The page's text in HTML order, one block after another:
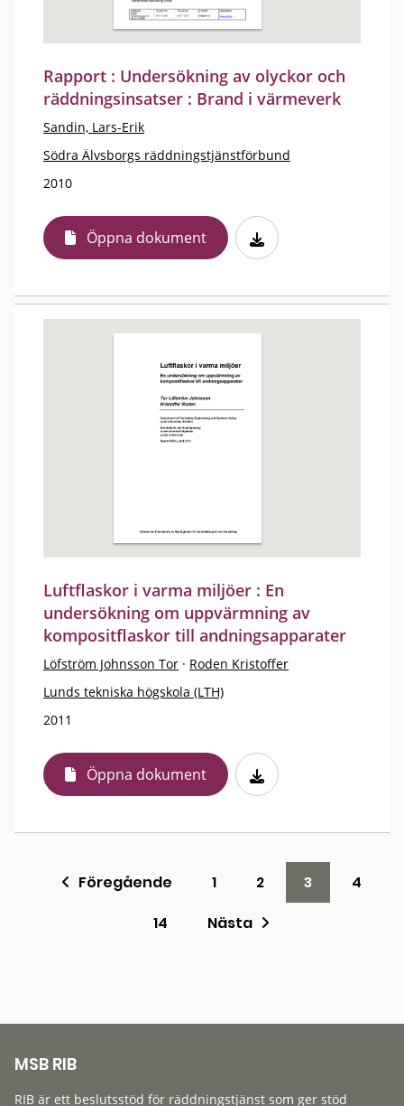
Rapport : Undersökning av olyckor och
räddningsinsatser : Brand i värmeverk
Sandin, Lars-Erik
Södra Älvsborgs räddningstjänstförbund
2010
Öppna dokument
Luftflaskor i varma miljöer : En
undersökning om uppvärmning av
kompositflaskor till andningsapparater
Löfström Johnsson Tor · Roden Kristoffer
Lunds tekniska högskola (LTH)
2011
Öppna dokument
Föregående 1 2 3
4
14
Nästa
MSB RIB
RIB är ett beslutsstöd för räddningstjänst som ger stöd